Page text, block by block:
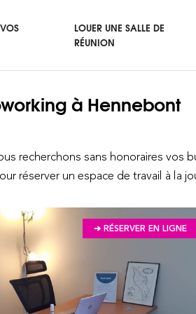
LOUER UNE SALLE DE
RÉUNION
à Hennebont
recherchons sans honoraires vos
réserver un espace de travail à la
➔ RÉSERVER EN LIGNE